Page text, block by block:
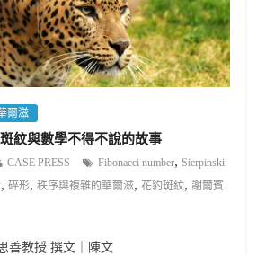
爾滋
紋與數學不得不說的故事
CASE PRESS Fibonacci number, Sierpinski
,碎形,秩序與複雜的華爾滋,花豹斑紋,謝爾賓
善教授 撰文｜陳文